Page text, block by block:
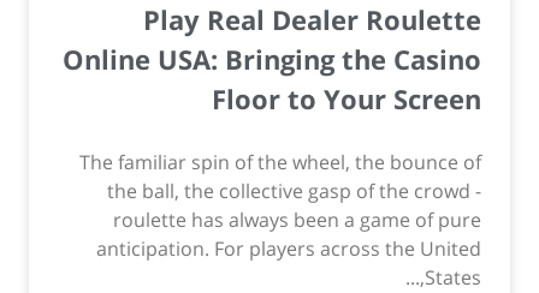
Play Real Dealer Roulette
Online USA: Bringing the Casino
Floor to Your Screen
The familiar spin of the wheel, the bounce of
the ball, the collective gasp of the crowd -
roulette has always been a game of pure
anticipation. For players across the United
States,...